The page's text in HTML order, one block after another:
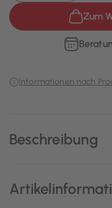
Beschreibung
Zum
Informationen nach